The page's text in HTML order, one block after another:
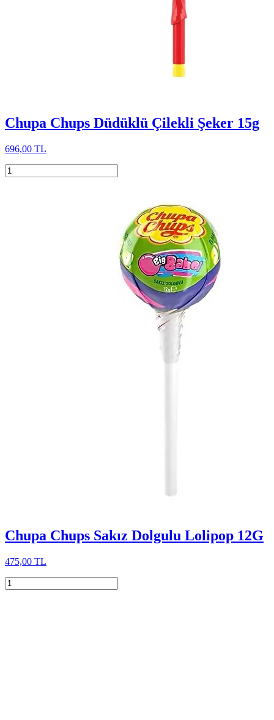
Chupa Chups Düdüklü Çilekli Şeker 15g
696,00 TL
Chupa Chups Sakız Dolgulu Lolipop 12G
475,00 TL